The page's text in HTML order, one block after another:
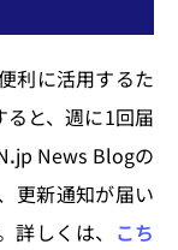
利に活用するた
と、週に1回届
News Blogの
更新通知が届い
詳しくは、 こち